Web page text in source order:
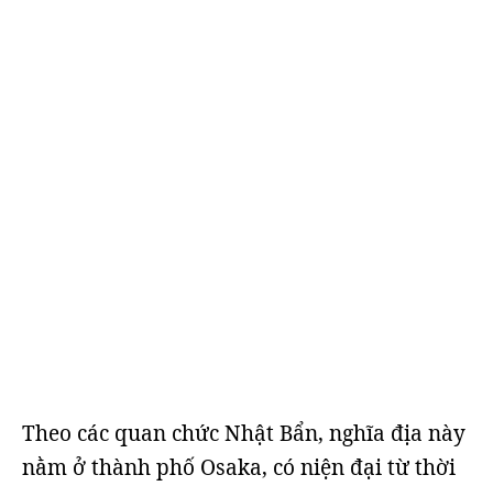
Theo các quan chức Nhật Bẩn, nghĩa địa này
nằm ở thành phố Osaka, có niện đại từ thời